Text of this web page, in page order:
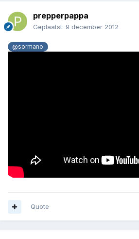
prepperpappa
Geplaatst: 9 december 2012
@sormano
Quote